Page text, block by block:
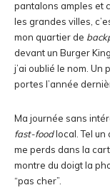
pantalons amples et
les grandes villes,
mon quartier de
devant un Burger
j’ai oublié le nom. Un
portes l’année
Ma journée sans
fast-foodlocal. Tel un
me perds dans la
montre du doigt la
“pas cher”.